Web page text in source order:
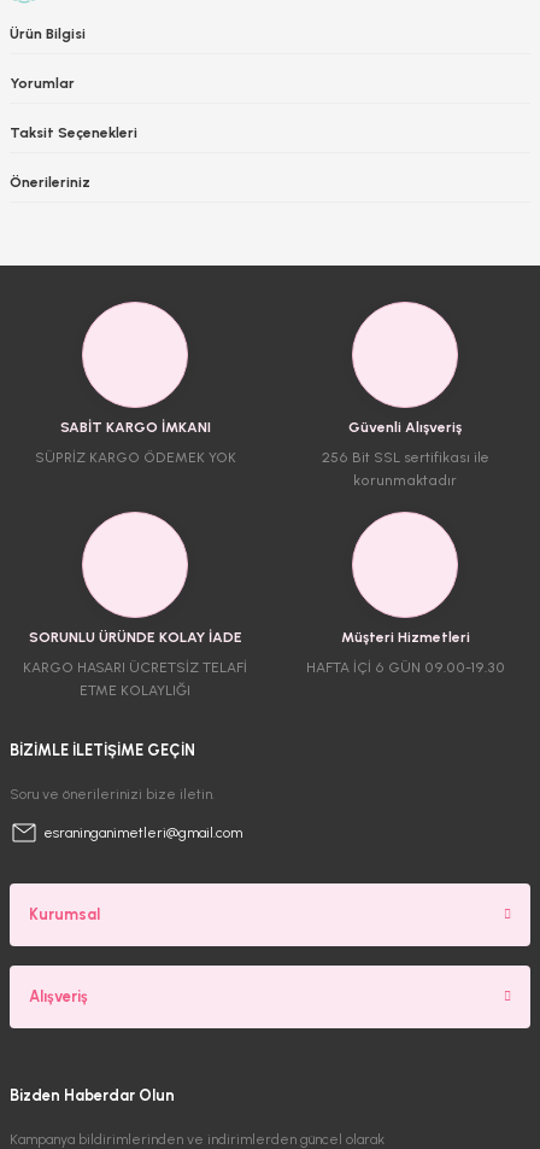
Ürün Bilgisi
Yorumlar
Taksit Seçenekleri
Önerileriniz
SABİT KARGO İMKANI
SÜPRİZ KARGO ÖDEMEK YOK
Güvenli Alışveriş
256 Bit SSL sertifikası ile
korunmaktadır
SORUNLU ÜRÜNDE KOLAY İADE
KARGO HASARI ÜCRETSİZ TELAFİ
ETME KOLAYLIĞI
Müşteri Hizmetleri
HAFTA İÇİ 6 GÜN 09.00-19.30
BİZİMLE İLETİŞİME GEÇİN
Soru ve önerilerinizi bize iletin.
esraninganimetleri@gmail.com
Kurumsal
Alışveriş
Bizden Haberdar Olun
Kampanya bildirimlerinden ve indirimlerden güncel olarak